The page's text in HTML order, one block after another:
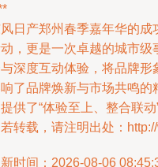
日产郑州春季嘉年华的
，更是一次卓越的城市
深度互动体验，将品牌
了品牌焕新与市场共鸣
供了“体验至上、整合联动
转载，请注明出处：
时间：2026-08-06